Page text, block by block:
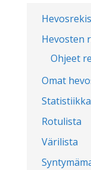
Hevosten
Ohjeet
Omat
Statistiikka
Rotulista
Värilista